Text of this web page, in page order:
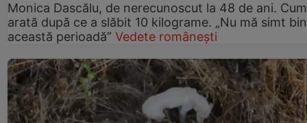
Monica Dascălu, de nerecunoscut la 48 de ani. Cum
arată după ce a slăbit 10 kilograme. „Nu mă simt
această perioadă” Vedete românești